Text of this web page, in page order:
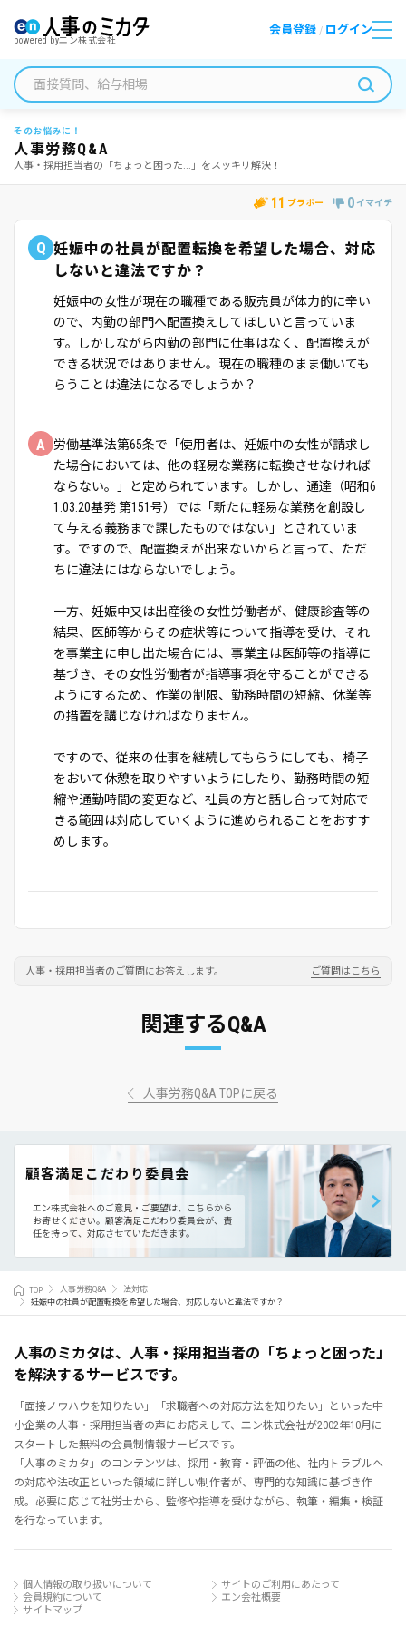
powered byエン株式会社
会員登録 / ログイン
そのお悩みに！
人事労務Q&A
人事・採用担当者の「ちょっと困った...」をスッキリ解決！
11 ブラボー 0 イマイチ
Q 妊娠中の社員が配置転換を希望した場合、対応
しないと違法ですか？
妊娠中の女性が現在の職種である販売員が体力的に辛い
ので、内勤の部門へ配置換えしてほしいと言っていま
す。しかしながら内勤の部門に仕事はなく、配置換えが
できる状況ではありません。現在の職種のまま働いても
らうことは違法になるでしょうか？
A
労働基準法第65条で「使用者は、妊娠中の女性が請求し
た場合においては、他の軽易な業務に転換させなければ
ならない。」と定められています。しかし、通達（昭和6
1.03.20基発 第151号）では「新たに軽易な業務を創設し
て与える義務まで課したものではない」とされていま
す。ですので、配置換えが出来ないからと言って、ただ
ちに違法にはならないでしょう。
一方、妊娠中又は出産後の女性労働者が、健康診査等の
結果、医師等からその症状等について指導を受け、それ
を事業主に申し出た場合には、事業主は医師等の指導に
基づき、その女性労働者が指導事項を守ることができる
ようにするため、作業の制限、勤務時間の短縮、休業等
の措置を講じなければなりません。
ですので、従来の仕事を継続してもらうにしても、椅子
をおいて休憩を取りやすいようにしたり、勤務時間の短
縮や通勤時間の変更など、社員の方と話し合って対応で
きる範囲は対応していくように進められることをおすす
めします。
人事・採用担当者のご質問にお答えします。 ご質問はこちら
関連するQ&A
人事労務Q&A TOPに戻る
顧客満足こだわり委員会
エン株式会社へのご意見・ご要望は、こちらから
お寄せください。 顧客満足こだわり委員会が、責
任を持って、対応させていただきます。
TOP 人事労務Q&A
法対応
妊娠中の社員が配置転換を希望した場合、対応しないと違法ですか？
人事のミカタは、人事・採用担当者の「ちょっと困った」
を解決するサービスです。
「面接ノウハウを知りたい」「求職者への対応方法を知りたい」といった中
小企業の人事・採用担当者の声にお応えして、エン株式会社が2002年10月に
スタートした無料の会員制情報サービスです。
「人事のミカタ」のコンテンツは、採用・教育・評価の他、社内トラブルへ
の対応や法改正といった領域に詳しい制作者が、専門的な知識に基づき作
成。必要に応じて社労士から、監修や指導を受けながら、執筆・編集・検証
を行なっています。
個人情報の取り扱いについて
サイトのご利用にあたって
会員規約について
エン会社概要
サイトマップ